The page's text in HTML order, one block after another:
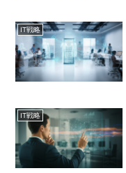
IT戦略
IT戦略